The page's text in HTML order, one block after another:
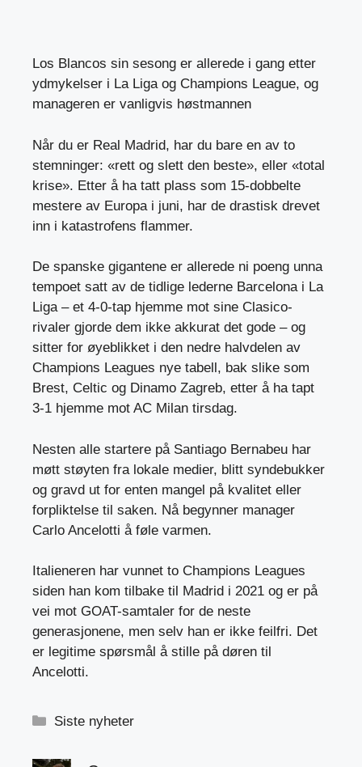
Los Blancos sin sesong er allerede i gang etter
ydmykelser i La Liga og Champions League, og
manageren er vanligvis høstmannen
Når du er Real Madrid, har du bare en av to
stemninger: «rett og slett den beste», eller «total
krise». Etter å ha tatt plass som 15-dobbelte
mestere av Europa i juni, har de drastisk drevet
inn i katastrofens flammer.
De spanske gigantene er allerede ni poeng unna
tempoet satt av de tidlige lederne Barcelona i La
Liga – et 4-0-tap hjemme mot sine Clasico-
rivaler gjorde dem ikke akkurat det gode – og
sitter for øyeblikket i den nedre halvdelen av
Champions Leagues nye tabell, bak slike som
Brest, Celtic og Dinamo Zagreb, etter å ha tapt
3-1 hjemme mot AC Milan tirsdag.
Nesten alle startere på Santiago Bernabeu har
møtt støyten fra lokale medier, blitt syndebukker
og gravd ut for enten mangel på kvalitet eller
forpliktelse til saken. Nå begynner manager
Carlo Ancelotti å føle varmen.
Italieneren har vunnet to Champions Leagues
siden han kom tilbake til Madrid i 2021 og er på
vei mot GOAT-samtaler for de neste
generasjonene, men selv han er ikke feilfri. Det
er legitime spørsmål å stille på døren til
Ancelotti.
Kategorier
Siste nyheter